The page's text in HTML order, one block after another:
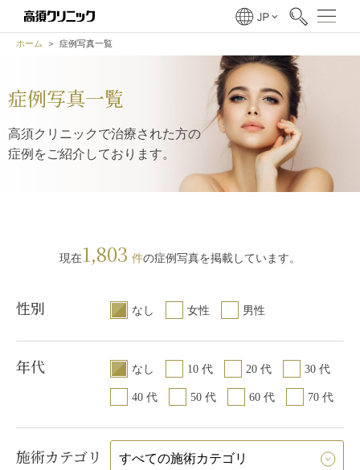
ホーム 症例写真一覧
症例写真一覧
高須クリニックで治療された方の
症例をご紹介しております。
現在1,803 件の症例写真を掲載しています。
性別 なし 女性 男性
年代 なし 10 代 20 代 30 代
40 代 50 代 60 代 70 代
施術カテゴリ